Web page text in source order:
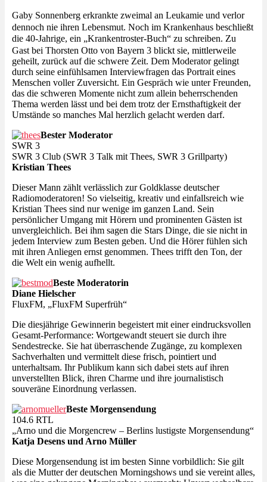
Gaby Sonnenberg erkrankte zweimal an Leukamie und verlor
dennoch nie ihren Lebensmut. Noch im Krankenhaus beschließt
die 40-Jahrige, ein „Krankentroster-Buch“ zu schreiben. Zu
Gast bei Thorsten Otto von Bayern 3 blickt sie, mittlerweile
geheilt, zurück auf die schwere Zeit. Dem Moderator gelingt
durch seine einfühlsamen Interviewfragen das Portrait eines
Menschen voller Zuversicht. Ein Gespräch wie unter Freunden,
das die schweren Momente nicht zum allein beherrschenden
Thema werden lässt und bei dem trotz der Ernsthaftigkeit der
Umstände so manches Mal herzlich gelacht werden darf.
Bester Moderator
SWR 3
SWR 3 Club (SWR 3 Talk mit Thees, SWR 3 Grillparty)
Kristian Thees
Dieser Mann zählt verlässlich zur Goldklasse deutscher
Radiomoderatoren! So vielseitig, kreativ und einfallsreich wie
Kristian Thees sind nur wenige im ganzen Land. Sein
persönlicher Umgang mit Hörern und prominenten Gästen ist
unvergleichlich. Bei ihm sagen die Stars Dinge, die sie nicht in
jedem Interview zum Besten geben. Und die Hörer fühlen sich
mit ihren Anliegen ernst genommen. Thees trifft den Ton, der
die Welt ein wenig aufhellt.
Beste Moderatorin
Diane Hielscher
FluxFM, „FluxFM Superfrüh“
Die diesjährige Gewinnerin begeistert mit einer eindrucksvollen
Gesamt-Performance: Wortgewandt steuert sie durch ihre
Sendestrecke. Sie hat überraschende Zugänge, zu komplexen
Sachverhalten und vermittelt diese frisch, pointiert und
unterhaltsam. Ihr Publikum kann sich dabei stets auf ihren
unverstellten Blick, ihren Charme und ihre journalistisch
souveräne Einordnung verlassen.
Beste Morgensendung
104.6 RTL
„Arno und die Morgencrew – Berlins lustigste Morgensendung“
Katja Desens und Arno Müller
Diese Morgensendung ist im besten Sinne vorbildlich: Sie gilt
als die Mutter der deutschen Morningshows und sie vereint alles,